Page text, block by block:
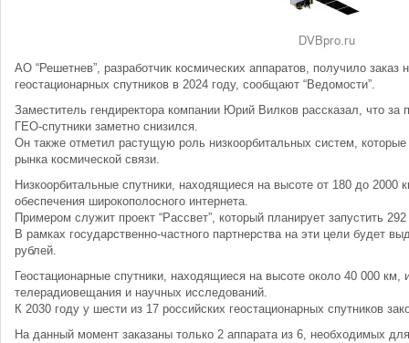
АО “Решетнев”, разработчик космических аппаратов, получило заказ
геостационарных спутников в 2024 году, сообщают “Ведомости”.
Заместитель гендиректора компании Юрий Вилков рассказал, что за
ГЕО-спутники заметно снизился.
Он также отметил растущую роль низкоорбитальных систем,
рынка космической связи.
Низкоорбитальные спутники, находящиеся на высоте от 180 до 2000
обеспечения широкополосного интернета.
Примером служит проект “Рассвет”, который планирует запустить
В рамках государственно-частного партнерства на эти цели будет
рублей.
Геостационарные спутники, находящиеся на высоте около 40 000 км,
телерадиовещания и научных исследований.
К 2030 году у шести из 17 российских геостационарных спутников
На данный момент заказаны только 2 аппарата из 6, необходимых